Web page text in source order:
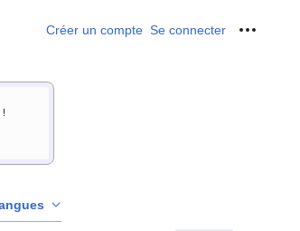
Créer un compte Se connecter Outils
!